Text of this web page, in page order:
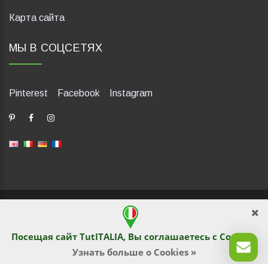
Посещая сайт TutITALIA, Вы соглашаетесь с Cookies.
Узнать больше о Cookies »
Карта сайта
МЫ В СОЦСЕТЯХ
Pinterest Facebook Instagram
dP Motion Media. Via La Piana 430, 47835 Saludecio (RN), Italia.
Numero REA: RN410802. P.IVA: 04421580400. Tel +39 0541
1480041
© TutITALIA 2013-2026. Перепечатка и копирование
текстового и графического содержимого запрещены
владельцами сайта. Нарушение преследуется по закону.